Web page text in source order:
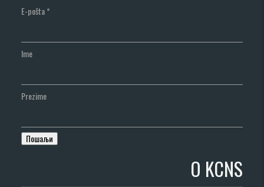
E-pošta*
Ime
Prezime
O KCNS